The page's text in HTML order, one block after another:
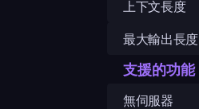
上下文長度
最大輸出長度
支援的功能
無伺服器